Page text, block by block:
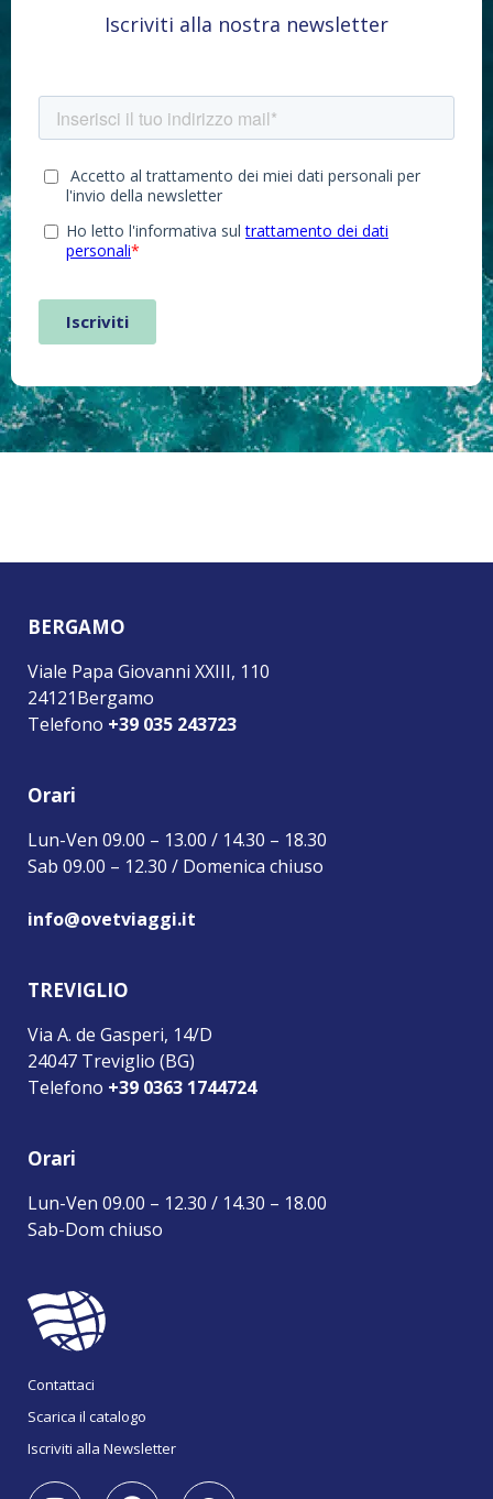
Iscriviti alla nostra newsletter
BERGAMO
Viale Papa Giovanni XXIII, 110
24121Bergamo
Telefono +39 035 243723
Orari
Lun-Ven 09.00 – 13.00 / 14.30 – 18.30
Sab 09.00 – 12.30 / Domenica chiuso
info@ovetviaggi.it
TREVIGLIO
Via A. de Gasperi, 14/D
24047 Treviglio (BG)
Telefono +39 0363 1744724
Orari
Lun-Ven 09.00 – 12.30 / 14.30 – 18.00
Sab-Dom chiuso
Contattaci
Scarica il catalogo
Iscriviti alla Newsletter